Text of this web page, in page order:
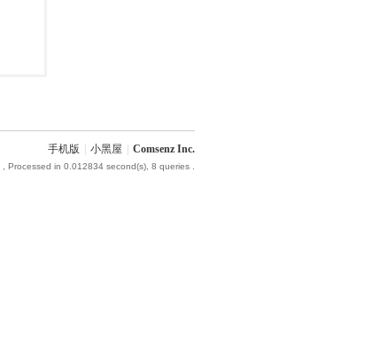
手机版 小黑屋 Comsenz Inc.
, Processed in 0.012834 second(s), 8 queries .